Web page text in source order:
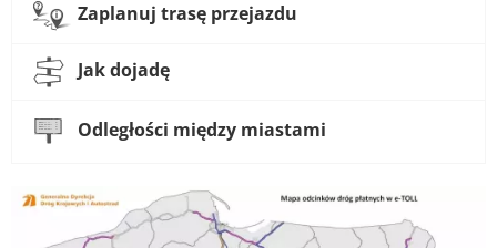
Zaplanuj trasę przejazdu
Jak dojadę
Odległości między miastami